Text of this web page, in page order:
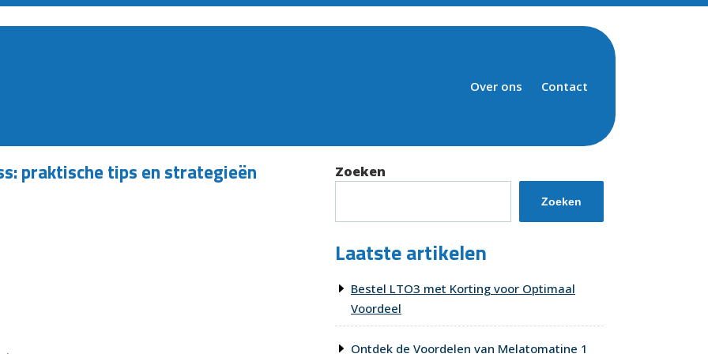
Over ons Contact
praktische tips en strategieën Zoeken
Zoeken
Laatste artikelen
Bestel LTO3 met Korting voor Optimaal
Voordeel
Ontdek de Voordelen van Melatomatine 1